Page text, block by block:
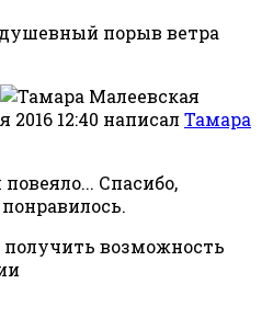
душевный порыв ветра
2016 12:40 написал Тамара
Спасибо,
возможность